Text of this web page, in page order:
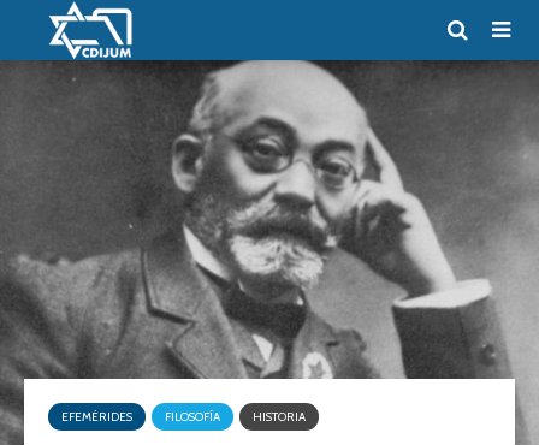
EFEMÉRIDES FILOSOFÍA HISTORIA